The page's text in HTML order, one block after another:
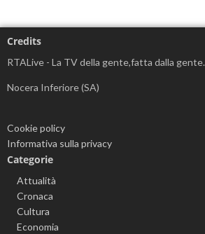
Credits
RTALive - La TV della gente,fatta dalla gente.
Nocera Inferiore (SA)
Cookie policy
Informativa sulla privacy
Categorie
Attualità
Cronaca
Cultura
Economia